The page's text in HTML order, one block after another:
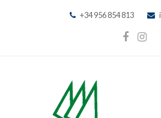
+34 956 854 813